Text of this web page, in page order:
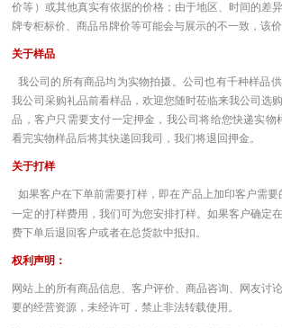
价等）或其他真实有依据的价格；由于地区、时间的差
牌专柜标价、商品吊牌价等可能会与展示的不一致，该价
关于样品
我公司的所有商品均为实物拍摄。公司也有千种样品
我公司采购礼品前看样品，欢迎您随时莅临来我公司选
品，客户只需要支付一定押金，我公司将给您快递实物
看完实物样品后将其快递回我司，我们将退回押金。
关于打样
如果客户在下单前需要打样，即在产品上加印客户需要
一定的打样费用，我们可为您安排打样。如果客户确定
费下单后退回客户或者在总货款中抵扣。
权利声明：
网站上的所有商品信息、客户评价、商品咨询、网友讨
要的经营资源，未经许可，禁止非法转载使用。